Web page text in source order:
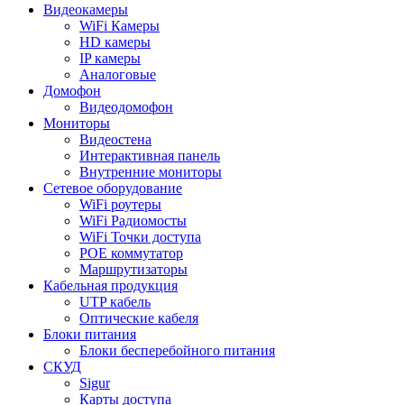
Видеокамеры
WiFi Камеры
HD камеры
IP камеры
Аналоговые
Домофон
Видеодомофон
Мониторы
Видеостена
Интерактивная панель
Внутренние мониторы
Сетевое оборудование
WiFi роутеры
WiFi Радиомосты
WiFi Точки доступа
POE коммутатор
Маршрутизаторы
Кабельная продукция
UTP кабель
Оптические кабеля
Блоки питания
Блоки бесперебойного питания
СКУД
Sigur
Карты доступа